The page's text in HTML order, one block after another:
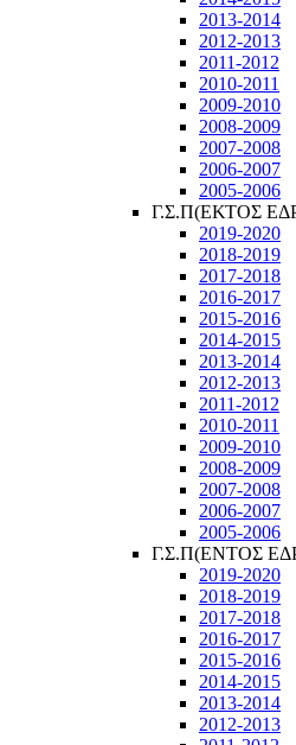
2013-2014
2012-2013
2011-2012
2010-2011
2009-2010
2008-2009
2007-2008
2006-2007
2005-2006
Γ.Σ.Π(ΕΚΤΟΣ
2019-2020
2018-2019
2017-2018
2016-2017
2015-2016
2014-2015
2013-2014
2012-2013
2011-2012
2010-2011
2009-2010
2008-2009
2007-2008
2006-2007
2005-2006
Γ.Σ.Π(ΕΝΤΟΣ
2019-2020
2018-2019
2017-2018
2016-2017
2015-2016
2014-2015
2013-2014
2012-2013